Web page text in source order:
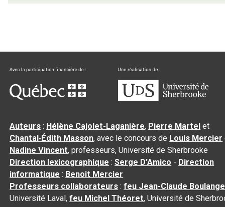
Auteurs : Hélène Cajolet-Laganière, Pierre Martel et
Chantal‑Édith Masson, avec le concours de Louis Mercier
Nadine Vincent, professeurs, Université de Sherbrooke
Direction lexicographique :Serge D’Amico - Direction
informatique : Benoit Mercier
Professeurs collaborateurs :feu Jean-Claude
Université Laval,feu Michel Théoret, Université de